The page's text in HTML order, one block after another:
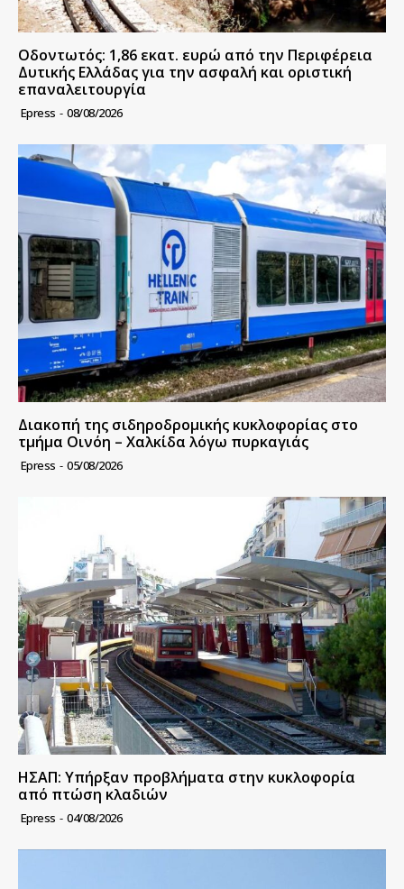
Οδοντωτός: 1,86 εκατ. ευρώ από την Περιφέρεια
Δυτικής Ελλάδας για την ασφαλή και οριστική
επαναλειτουργία
Epress - 08/08/2026
Διακοπή της σιδηροδρομικής κυκλοφορίας στο
τμήμα Οινόη – Χαλκίδα λόγω πυρκαγιάς
Epress - 05/08/2026
ΗΣΑΠ: Υπήρξαν προβλήματα στην κυκλοφορία
από πτώση κλαδιών
Epress - 04/08/2026